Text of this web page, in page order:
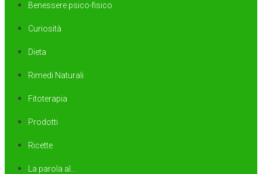
Benessere psico-fisico
Curiosità
Dieta
Rimedi Naturali
Fitoterapia
Prodotti
Ricette
La parola al…